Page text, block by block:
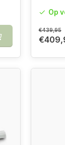
Op
€439,95